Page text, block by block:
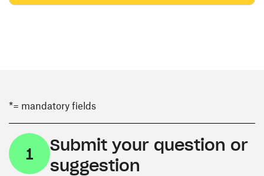
*= mandatory fields
1
Submit your question or
suggestion